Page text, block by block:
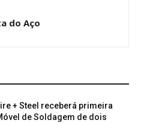
do Aço
+ Steel receberá primeira
de Soldagem de dois